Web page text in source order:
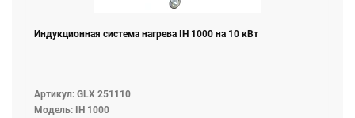
Индукционная система нагрева IH 1000 на 10 кВт
Артикул: GLX 251110
Модель: IH 1000